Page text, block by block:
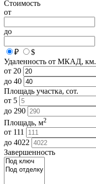
Стоимость
от
до
₽
$
Удаленность от МКАД, км.
от 20
до 40
Площадь участка, сот.
от 5
до 290
Площадь, м2
от 111
до 4022
Завершенность